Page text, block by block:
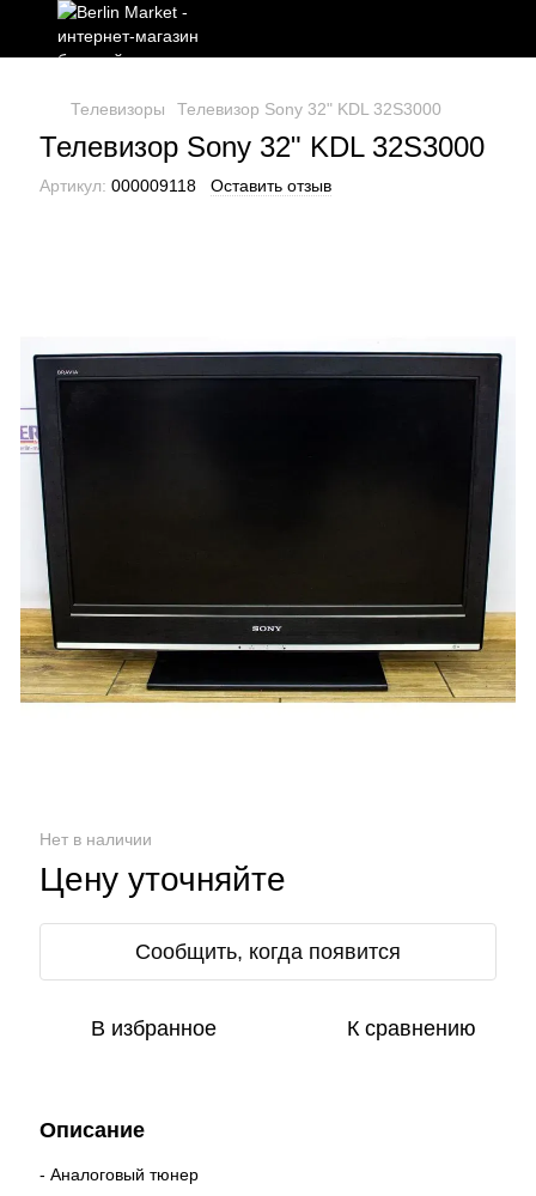
Телевизоры Телевизор Sony 32" KDL 32S3000
Телевизор Sony 32" KDL 32S3000
Артикул: 000009118 Оставить отзыв
Нет в наличии
Цену уточняйте
Сообщить, когда появится
В избранное К сравнению
Описание
- Аналоговый тюнер